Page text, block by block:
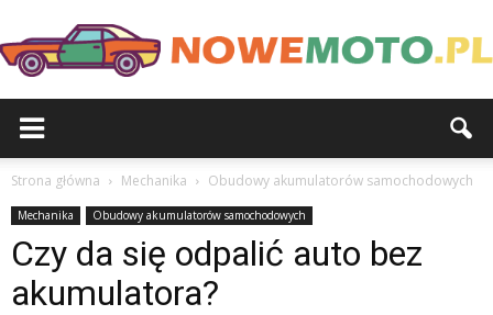
Strona główna Mechanika Obudowy akumulatorów samochodowych
Mechanika Obudowy akumulatorów samochodowych
Czy da się odpalić auto bez
akumulatora?